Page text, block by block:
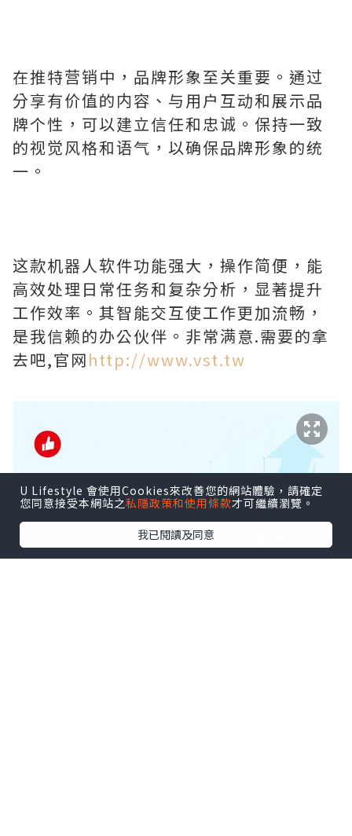
在推特营销中，品牌形象至关重要。通过
分享有价值的内容、与用户互动和展示品
牌个性，可以建立信任和忠诚。保持一致
的视觉风格和语气，以确保品牌形象的统
一。
这款机器人软件功能强大，操作简便，能
高效处理日常任务和复杂分析，显著提升
工作效率。其智能交互使工作更加流畅，
是我信赖的办公伙伴。非常满意.需要的拿
去吧,官网http://www.vst.tw
U Lifestyle 會使用Cookies來改善您的網站體驗，請確定
您同意接受本網站之私隱政策和使用條款才可繼續瀏覽。
我已閱讀及同意